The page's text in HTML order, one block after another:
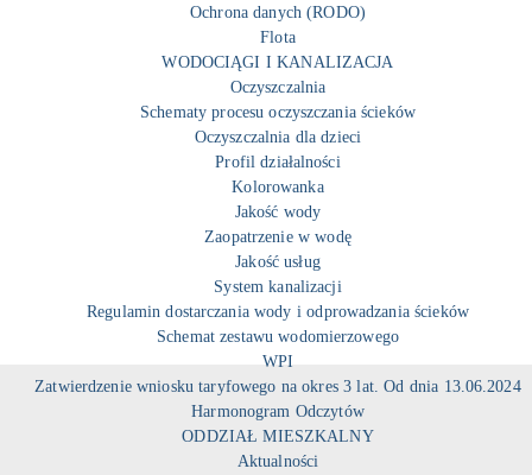
Ochrona danych (RODO)
Flota
WODOCIĄGI I KANALIZACJA
Oczyszczalnia
Schematy procesu oczyszczania ścieków
Oczyszczalnia dla dzieci
Profil działalności
Kolorowanka
Jakość wody
Zaopatrzenie w wodę
Jakość usług
System kanalizacji
Regulamin dostarczania wody i odprowadzania ścieków
Schemat zestawu wodomierzowego
WPI
Zatwierdzenie wniosku taryfowego na okres 3 lat. Od dnia 13.06.2024
Harmonogram Odczytów
ODDZIAŁ MIESZKALNY
Aktualności